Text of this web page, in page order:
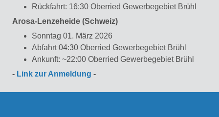
Rückfahrt: 16:30 Oberried Gewerbegebiet Brühl
Arosa-Lenzeheide (Schweiz)
Sonntag 01. März 2026
Abfahrt 04:30 Oberried Gewerbegebiet Brühl
Ankunft: ~22:00 Oberried Gewerbegebiet Brühl
- Link zur Anmeldung -